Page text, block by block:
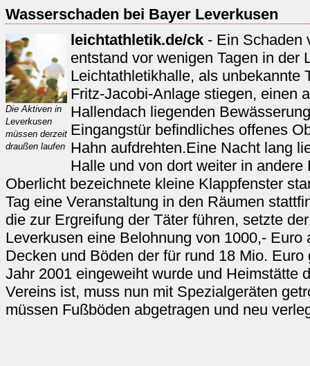
Wasserschaden bei Bayer Leverkusen
Die Aktiven in
Leverkusen
müssen derzeit
draußen laufen
leichtathletik.de/ck - Ein Schaden
entstand vor wenigen Tagen in der
Leichtathletikhalle, als unbekannte
Fritz-Jacobi-Anlage stiegen, einen
Hallendach liegenden
Eingangstür befindliches offenes
Hahn aufdrehten.Eine Nacht lang
Halle und von dort weiter in
Oberlicht bezeichnete kleine Klappfenster
Tag eine Veranstaltung in den Räumen
die zur Ergreifung der Täter führen, setzte
Leverkusen eine Belohnung von 1000,- Euro
Decken und Böden der für rund 18 Mio.
Jahr 2001 eingeweiht wurde und Heimstätte
Vereins ist, muss nun mit Spezialgeräten
müssen Fußböden abgetragen und neu